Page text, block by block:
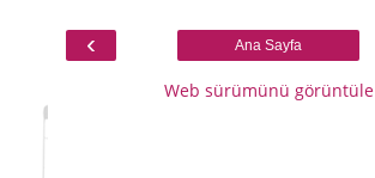
‹ Ana Sayfa
Web sürümünü görüntüle